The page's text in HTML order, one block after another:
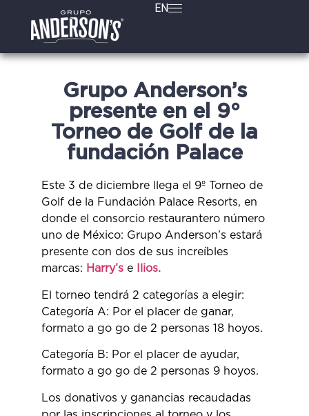
EN
Grupo Anderson’s
presente en el 9°
Torneo de Golf de la
fundación Palace
Este 3 de diciembre llega el 9º Torneo de
Golf de la Fundación Palace Resorts, en
donde el consorcio restaurantero número
uno de México: Grupo Anderson’s estará
presente con dos de sus increíbles
marcas: Harry’s e Ilios.
El torneo tendrá 2 categorías a elegir:
Categoría A: Por el placer de ganar,
formato a go go de 2 personas 18 hoyos.
Categoría B: Por el placer de ayudar,
formato a go go de 2 personas 9 hoyos.
Los donativos y ganancias recaudadas